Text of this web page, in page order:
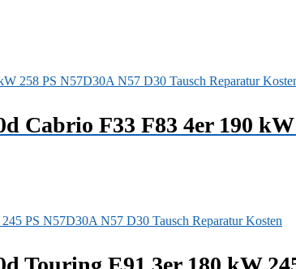
Cabrio F33 F83 4er 190